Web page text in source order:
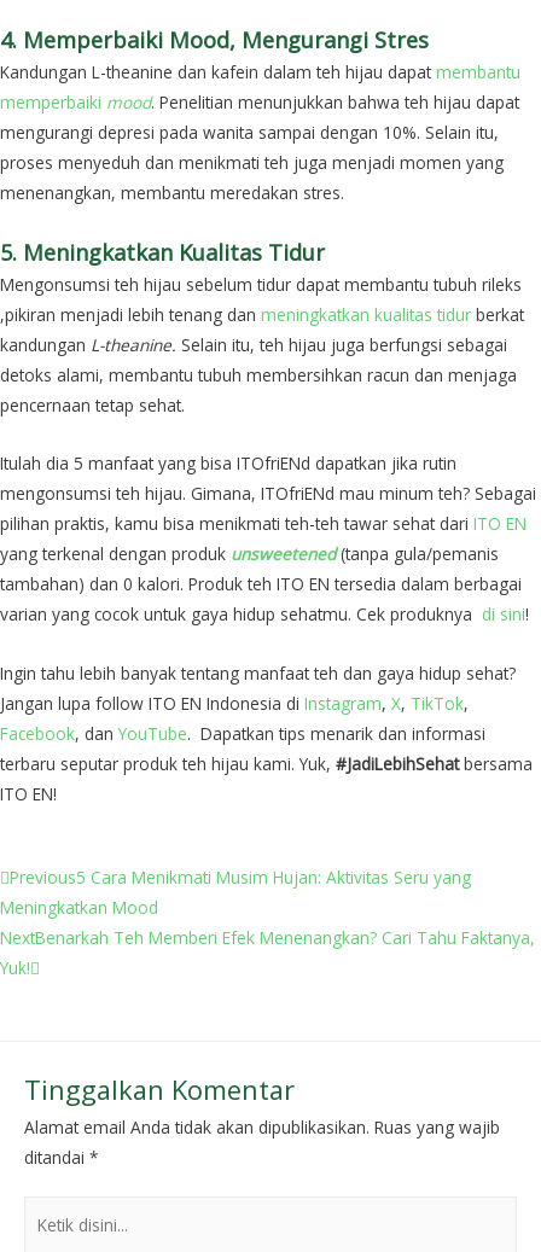
4. Memperbaiki Mood, Mengurangi Stres
Kandungan L-theanine dan kafein dalam teh hijau dapatmembantu
memperbaiki mood. Penelitian menunjukkan bahwa teh hijau dapat
mengurangi depresi pada wanita sampai dengan 10%. Selain itu,
proses menyeduh dan menikmati teh juga menjadi momen yang
menenangkan, membantu meredakan stres.
5. Meningkatkan Kualitas Tidur
Mengonsumsi teh hijau sebelum tidur dapat membantu tubuh rileks
,pikiran menjadi lebih tenang dan meningkatkan kualitas tidur berkat
kandungan L-theanine. Selain itu, teh hijau juga berfungsi sebagai
detoks alami, membantu tubuh membersihkan racun dan menjaga
pencernaan tetap sehat.
Itulah dia 5 manfaat yang bisa ITOfriENd dapatkan jika rutin
mengonsumsi teh hijau. Gimana, ITOfriENd mau minum teh? Sebagai
pilihan praktis, kamu bisa menikmati teh-teh tawar sehat dari ITO EN
yang terkenal dengan produk unsweetened (tanpa gula/pemanis
tambahan) dan 0 kalori. Produk teh ITO EN tersedia dalam berbagai
varian yang cocok untuk gaya hidup sehatmu. Cek produknya di sini!
Ingin tahu lebih banyak tentang manfaat teh dan gaya hidup sehat?
Jangan lupa follow ITO EN Indonesia di Instagram, X, TikTok,
Facebook, danYouTube. Dapatkan tips menarik dan informasi
terbaru seputar produk teh hijau kami. Yuk, #JadiLebihSehatbersama
ITO EN!
Previous5 Cara Menikmati Musim Hujan: Aktivitas Seru yang
Meningkatkan Mood
NextBenarkah Teh Memberi Efek Menenangkan? Cari Tahu Faktanya,
Yuk!
Tinggalkan Komentar
Alamat email Anda tidak akan dipublikasikan. Ruas yang wajib
ditandai *